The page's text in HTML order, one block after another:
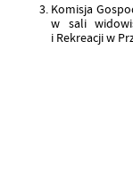
Komisja
w sali
i Rekreacji w